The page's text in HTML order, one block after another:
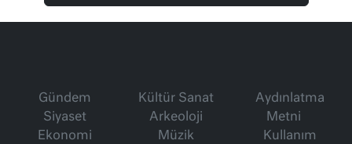
Gündem
Siyaset
Ekonomi
Kültür Sanat
Arkeoloji
Müzik
Aydınlatma
Metni
Kullanım